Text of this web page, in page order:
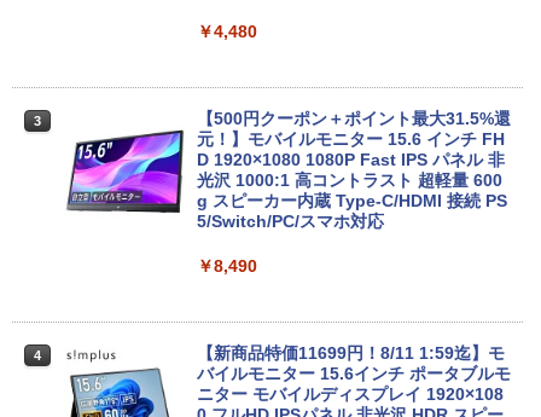
11 WPS Office付き 初期設定済み 14イン
量 持ち運び 安い
￥28,800
【期間限定 ポイントUP＆クーポン配
2 2in1 ノートパソコン 83HKS00M00 Ch
対応 再生品Sランク
￥29,800
D256GB メモリ 8GB 1年保証 激安 ゲー
門用 本体のみ
￥56,050
【エントリーでポイント100％還元のチ
en 5 PRO 6650H 16GB 512GB】4.5GH
面2.5GbpsLAN Bluetooth5.2 WiFi HD
MI 省エネ ゲーミングpc みにpc minipc
8K コンパクト
￥78,248
￥4,480
3
【500円クーポン＋ポイント最大31.5%還
元！】モバイルモニター 15.6 インチ FH
D 1920×1080 1080P Fast IPS パネル 非
光沢 1000:1 高コントラスト 超軽量 600
g スピーカー内蔵 Type-C/HDMI 接続 PS
5/Switch/PC/スマホ対応
￥8,490
4
【新商品特価11699円！8/11 1:59迄】モ
バイルモニター 15.6インチ ポータブルモ
ニター モバイルディスプレイ 1920×108